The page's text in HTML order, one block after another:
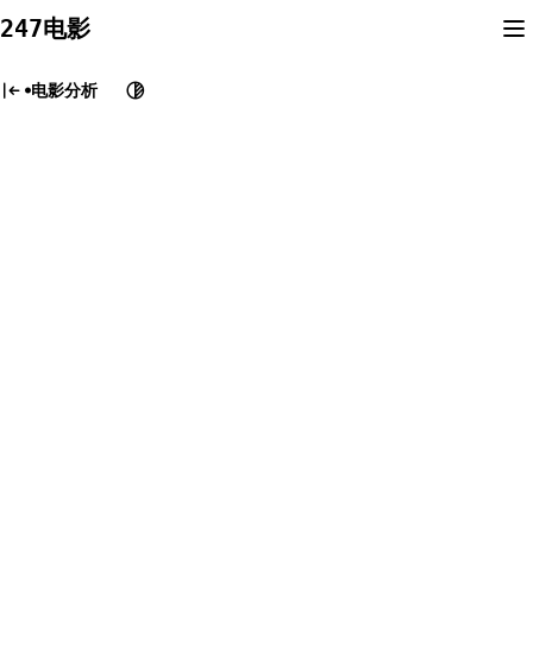
to
247电影
电影分析